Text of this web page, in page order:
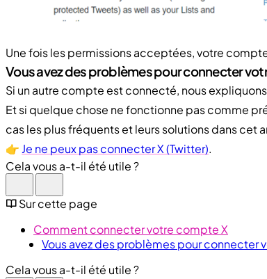
Une fois les permissions acceptées, votre
Vous avez des problèmes pour connecter
Si un autre compte est connecté, nous
Et si quelque chose ne fonctionne pas comme
cas les plus fréquents et leurs solutions dans cet
👉 Je ne peux pas connecter X (Twitter).
Cela vous a-t-il été utile ?
Sur cette page
Comment connecter votre compte X
Vous avez des problèmes pour connecter
Cela vous a-t-il été utile ?